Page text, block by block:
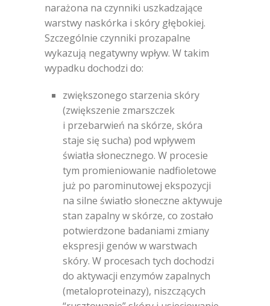
narażona na czynniki uszkadzające
warstwy naskórka i skóry głębokiej.
Szczególnie czynniki prozapalne
wykazują negatywny wpływ. W takim
wypadku dochodzi do:
zwiększonego starzenia skóry
(zwiększenie zmarszczek
i przebarwień na skórze, skóra
staje się sucha) pod wpływem
światła słonecznego. W procesie
tym promieniowanie nadfioletowe
już po parominutowej ekspozycji
na silne światło słoneczne aktywuje
stan zapalny w skórze, co zostało
potwierdzone badaniami zmiany
ekspresji genów w warstwach
skóry. W procesach tych dochodzi
do aktywacji enzymów zapalnych
(metaloproteinazy), niszczących